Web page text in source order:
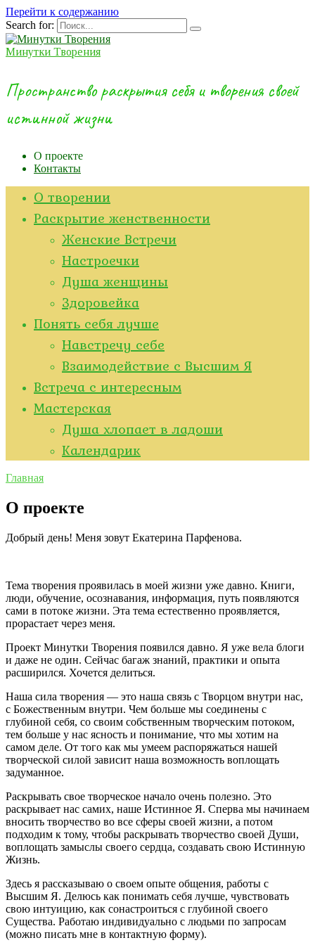
Перейти к содержанию
Search for:
Минутки Творения
Пространство раскрытия себя и творения своей
истинной жизни
О проекте
Контакты
О творении
Раскрытие женственности
Женские Встречи
Настроечки
Душа женщины
Здоровейка
Понять себя лучше
Навстречу себе
Взаимодействие с Высшим Я
Встреча с интересным
Мастерская
Душа хлопает в ладоши
Kалендарик
Главная
О проекте
Добрый день! Меня зовут Екатерина Парфенова.
Тема творения проявилась в моей жизни уже давно. Книги,
люди, обучение, осознавания, информация, путь появляются
сами в потоке жизни. Эта тема естественно проявляется,
прорастает через меня.
Проект Минутки Творения появился давно. Я уже вела блоги
и даже не один. Сейчас багаж знаний, практики и опыта
расширился. Хочется делиться.
Наша сила творения — это наша связь с Творцом внутри нас,
с Божественным внутри. Чем больше мы соединены с
глубиной себя, со своим собственным творческим потоком,
тем больше у нас ясность и понимание, что мы хотим на
самом деле. От того как мы умеем распоряжаться нашей
творческой силой зависит наша возможность воплощать
задуманное.
Раскрывать свое творческое начало очень полезно. Это
раскрывает нас самих, наше Истинное Я. Сперва мы начинаем
вносить творчество во все сферы своей жизни, а потом
подходим к тому, чтобы раскрывать творчество своей Души,
воплощать замыслы своего сердца, создавать свою Истинную
Жизнь.
Здесь я рассказываю о своем опыте общения, работы с
Высшим Я. Делюсь как понимать себя лучше, чувствовать
свою интуицию, как сонастроиться с глубиной своего
Существа. Работаю индивидуально с людьми по запросам
(можно писать мне в контактную форму).